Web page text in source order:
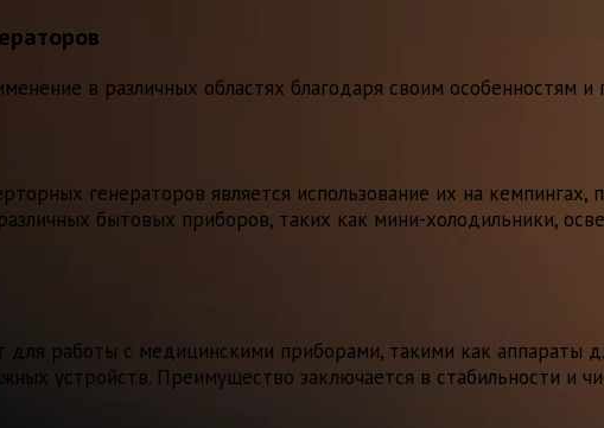
в различных областях благодаря своим особенностям
генераторов является использование их на
бытовых приборов, таких как мини-холодильники,
работы с медицинскими приборами, такими как аппараты
устройств. Преимущество заключается в стабильности и